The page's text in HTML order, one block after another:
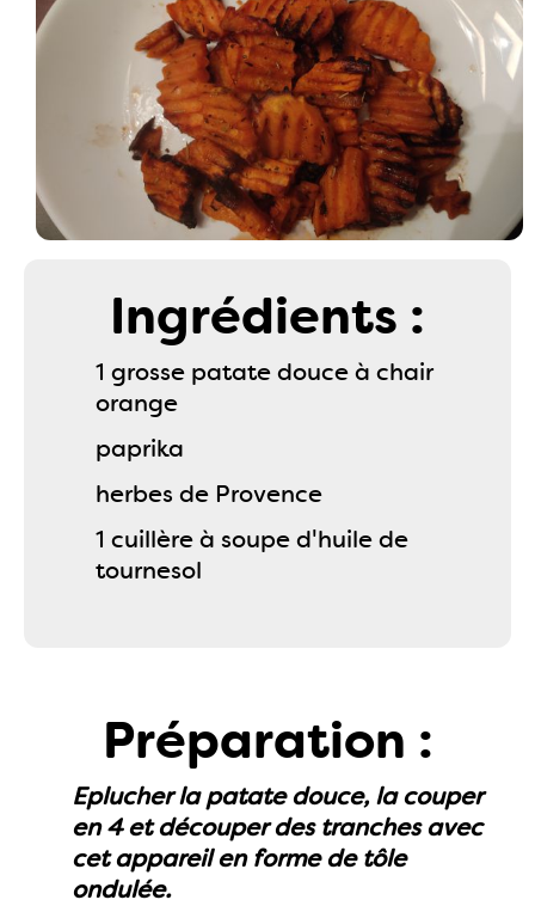
Ingrédients :
1 grosse patate douce à chair
orange
paprika
herbes de Provence
1 cuillère à soupe d'huile de
tournesol
Préparation :
Eplucher la patate douce, la couper
en 4 et découper des tranches avec
cet appareil en forme de tôle
ondulée.